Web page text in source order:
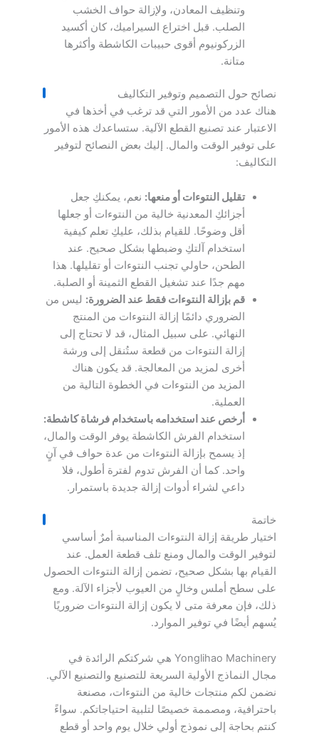
وتنظيف المعادن، ولإزالة حواف الخشب
الصلب. قبل اختراع السيراميك، كان أكسيد
الزركونيوم أقوى حبيبات الكاشطة وأكثرها
متانة.
نصائح حول التصميم وتوفير التكاليف
هناك عدد من الأمور التي قد ترغب في أخذها في
الاعتبار عند تصنيع القطع الآلية. ستساعدك هذه الأمور
على توفير الوقت والمال. إليك بعض النصائح لتوفير
التكاليف:
تقليل النتوءات أو منعها: نعم، يمكنكِ جعل
أجزائكِ المعدنية خالية من النتوءات أو جعلها
أقل وضوحًا. للقيام بذلك، عليكِ تعلم كيفية
استخدام آلتكِ وضبطها بشكل صحيح. عند
الطحن، حاولي تجنب النتوءات أو تقليلها. هذا
مهم جدًا عند تشغيل القطع الثمينة أو الصلبة.
قم بإزالة النتوءات فقط عند الضرورة: ليس من
الضروري دائمًا إزالة النتوءات من المنتج
النهائي. على سبيل المثال، قد لا تحتاج إلى
إزالة النتوءات من قطعة ستُنقل إلى ورشة
أخرى لمزيد من المعالجة. قد يكون هناك
المزيد من النتوءات في الخطوة التالية من
العملية.
أرخص عند استخدامه باستخدام فرشاة كاشطة:
استخدام الفرش الكاشطة يوفر الوقت والمال،
إذ يسمح بإزالة النتوءات من عدة حواف في آنٍ
واحد. كما أن الفرش تدوم لفترة أطول، فلا
داعي لشراء أدوات إزالة جديدة باستمرار.
خاتمة
اختيار طريقة إزالة النتوءات المناسبة أمرٌ أساسي
لتوفير الوقت والمال ومنع تلف قطعة العمل. عند
القيام بها بشكل صحيح، تضمن إزالة النتوءات الحصول
على سطح أملس وخالٍ من العيوب لأجزاء الآلة. ومع
ذلك، فإن معرفة متى لا يكون إزالة النتوءات ضروريًا
يُسهم أيضًا في توفير الموارد.
Yonglihao Machinery هي شركتكم الرائدة في
مجال النماذج الأولية السريعة للتصنيع والتصنيع الآلي.
نضمن لكم منتجات خالية من النتوءات، مصنعة
باحترافية، ومصممة خصيصًا لتلبية احتياجاتكم. سواءً
كنتم بحاجة إلى نموذج أولي خلال يوم واحد أو قطع